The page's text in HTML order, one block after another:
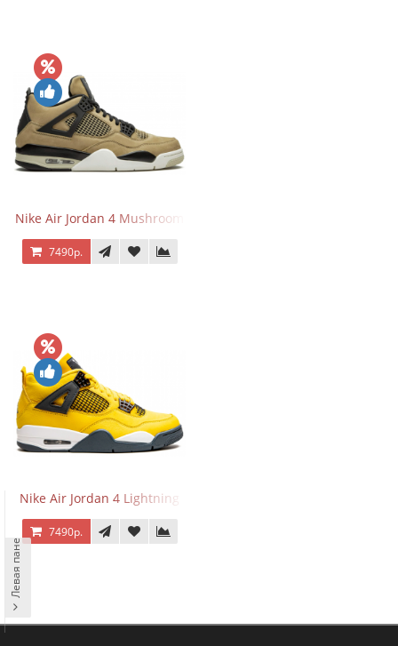
Nike Air Jordan 4 Mushroom
7490р.
Nike Air Jordan 4 Lightning
7490р.
Левая панель